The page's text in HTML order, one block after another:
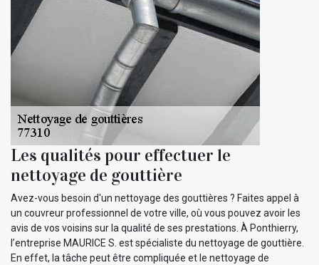
Les qualités pour effectuer le
nettoyage de gouttière
Avez-vous besoin d'un nettoyage des gouttières ? Faites appel à
un couvreur professionnel de votre ville, où vous pouvez avoir les
avis de vos voisins sur la qualité de ses prestations. À Ponthierry,
l’entreprise MAURICE S. est spécialiste du nettoyage de gouttière.
En effet, la tâche peut être compliquée et le nettoyage de